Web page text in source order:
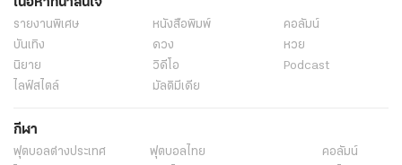
เนื้อหาที่น่าสนใจ
รายงานพิเศษ หนังสือพิมพ์
คอลัมน์
บันเทิง
ดวง
หวย
นิยาย
วิดีโอ
Podcast
ไลฟ์สไตล์
มัลติมีเดีย
กีฬา
ฟุตบอลต่่างประเทศ ฟุตบอลไทย
คอลัมน์